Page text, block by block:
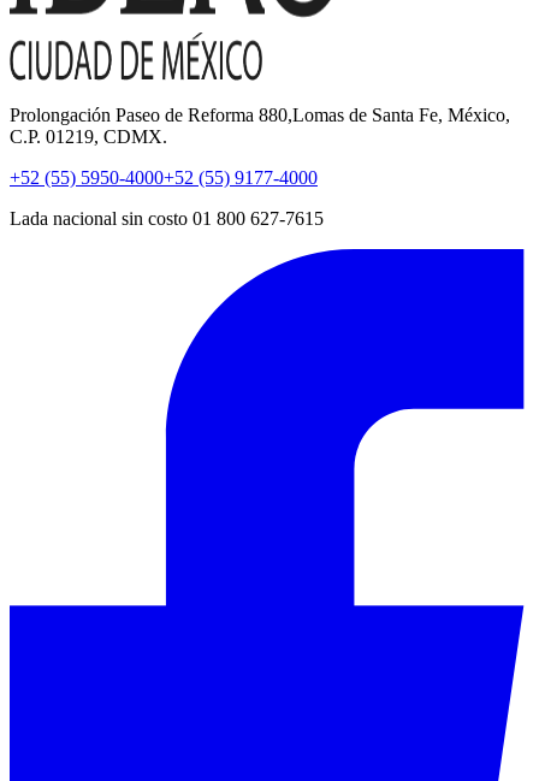
Prolongación Paseo de Reforma 880,Lomas de Santa Fe, México,
C.P. 01219, CDMX.
+52 (55) 5950-4000+52 (55) 9177-4000
Lada nacional sin costo 01 800 627-7615